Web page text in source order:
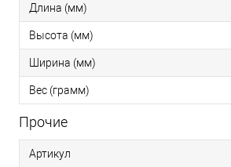
Длина (мм)
Высота (мм)
Ширина (мм)
Вес (грамм)
Прочие
Артикул